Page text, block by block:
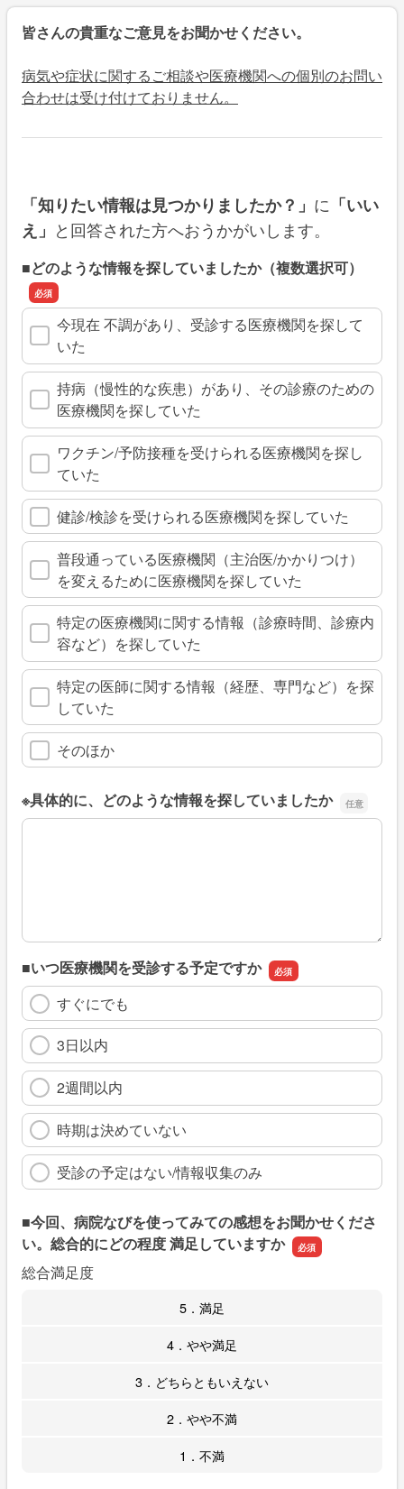
皆さんの貴重なご意見をお聞かせください。
病気や症状に関するご相談や医療機関への個別のお問い
合わせは受け付けておりません。
「知りたい情報は見つかりましたか？」 に 「いい
え」 と回答された方へおうかがいします。
■どのような情報を探していましたか（複数選択可）
今現在 不調があり、受診する医療機関を探して
いた
持病（慢性的な疾患）があり、その診療のための
医療機関を探していた
ワクチン/予防接種を受けられる医療機関を探し
ていた
健診/検診を受けられる医療機関を探していた
普段通っている医療機関（主治医/かかりつけ）
を変えるために医療機関を探していた
特定の医療機関に関する情報（診療時間、診療内
容など）を探していた
特定の医師に関する情報（経歴、専門など）を探
していた
そのほか
※具体的に、どのような情報を探していましたか
※具体的に、どのような情報を探していましたか
■いつ医療機関を受診する予定ですか
すぐにでも
3日以内
2週間以内
時期は決めていない
受診の予定はない/情報収集のみ
■今回、病院なびを使ってみての感想をお聞かせくださ
い。総合的にどの程度 満足していますか
総合満足度
5．満足
4．やや満足
3．どちらともいえない
2．やや不満
1．不満